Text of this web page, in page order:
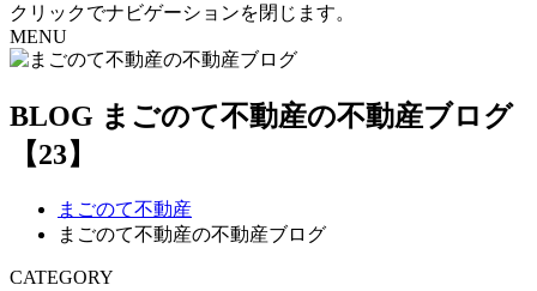
クリックでナビゲーションを閉じます。
MENU
BLOG まごのて不動産の不動産ブログ
【23】
まごのて不動産
まごのて不動産の不動産ブログ
CATEGORY